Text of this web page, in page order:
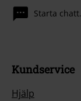
Starta chatt.
Kundservice
Hjälp